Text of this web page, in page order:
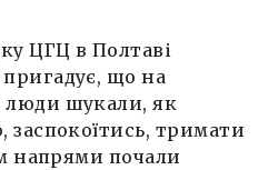
ЦГЦ в Полтаві
що на
люди шукали, як
заспокоїтись, тримати
напрями почали